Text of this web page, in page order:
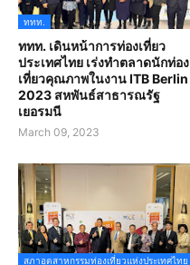
ททท.
ททท. เดินหน้าการท่องเที่ยว
ประเทศไทย เร่งทำตลาดนักท่อง
เที่ยวคุณภาพในงาน ITB Berlin
2023 สหพันธ์สาธารณรัฐ
เยอรมนี
March 09, 2023
สภาอุตสาหกรรมท่องเที่ยวแห่งประเทศไทย